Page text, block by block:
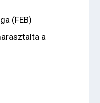
(FEB)
a